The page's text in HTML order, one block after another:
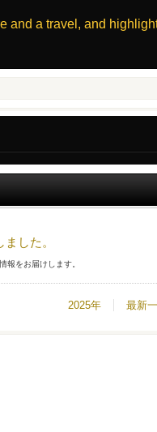
and a travel, and
した。
報をお届けします。
2025年 最新